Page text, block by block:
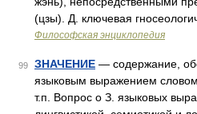
(цзы). Д. ключевая
Философская энциклопедия
99 ЗНАЧЕНИЕ — содержание,
языковым выражением
т.п. Вопрос о З. языковых